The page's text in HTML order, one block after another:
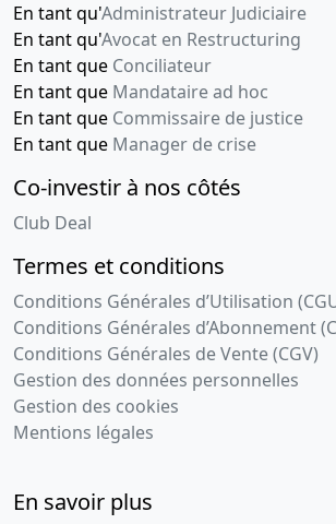
En tant qu'Administrateur Judiciaire
En tant qu'Avocat en Restructuring
En tant que Conciliateur
En tant que Mandataire ad hoc
En tant que Commissaire de justice
En tant que Manager de crise
Co-investir à nos côtés
Club Deal
Termes et conditions
Conditions Générales d’Utilisation
Conditions Générales d’Abonnement
Conditions Générales de Vente (CGV)
Gestion des données personnelles
Gestion des cookies
Mentions légales
En savoir plus